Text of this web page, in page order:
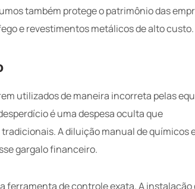
também protege o patrimônio das
e revestimentos metálicos de alto custo.
utilizados de maneira incorreta pelas
é uma despesa oculta que
A diluição manual de químicos
gargalo financeiro.
ferramenta de controle exata. A instalação